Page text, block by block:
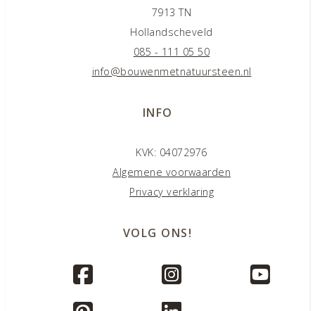
7913 TN
Hollandscheveld
085 - 111 05 50
info@bouwenmetnatuursteen.nl
INFO
KVK: 04072976
Algemene voorwaarden
Privacy verklaring
VOLG ONS!